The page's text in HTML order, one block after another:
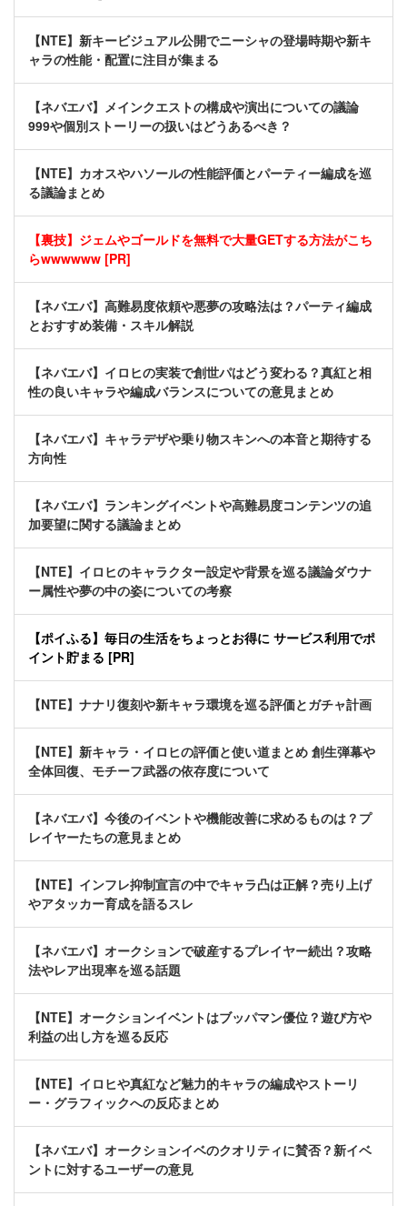
【NTE】新キービジュアル公開でニーシャの登場時期や新キ
ャラの性能・配置に注目が集まる
【ネバエバ】メインクエストの構成や演出についての議論
999や個別ストーリーの扱いはどうあるべき？
【NTE】カオスやハソールの性能評価とパーティー編成を巡
る議論まとめ
【裏技】ジェムやゴールドを無料で大量GETする方法がこち
らwwwwww [PR]
【ネバエバ】高難易度依頼や悪夢の攻略法は？パーティ編成
とおすすめ装備・スキル解説
【ネバエバ】イロヒの実装で創世パはどう変わる？真紅と相
性の良いキャラや編成バランスについての意見まとめ
【ネバエバ】キャラデザや乗り物スキンへの本音と期待する
方向性
【ネバエバ】ランキングイベントや高難易度コンテンツの追
加要望に関する議論まとめ
【NTE】イロヒのキャラクター設定や背景を巡る議論ダウナ
ー属性や夢の中の姿についての考察
【ポイふる】毎日の生活をちょっとお得に サービス利用でポ
イント貯まる [PR]
【NTE】ナナリ復刻や新キャラ環境を巡る評価とガチャ計画
【NTE】新キャラ・イロヒの評価と使い道まとめ 創生弾幕や
全体回復、モチーフ武器の依存度について
【ネバエバ】今後のイベントや機能改善に求めるものは？プ
レイヤーたちの意見まとめ
【NTE】インフレ抑制宣言の中でキャラ凸は正解？売り上げ
やアタッカー育成を語るスレ
【ネバエバ】オークションで破産するプレイヤー続出？攻略
法やレア出現率を巡る話題
【NTE】オークションイベントはブッパマン優位？遊び方や
利益の出し方を巡る反応
【NTE】イロヒや真紅など魅力的キャラの編成やストーリ
ー・グラフィックへの反応まとめ
【ネバエバ】オークションイベのクオリティに賛否？新イベ
ントに対するユーザーの意見